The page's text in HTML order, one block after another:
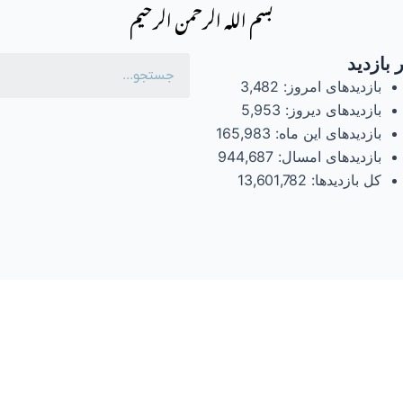
بسم الله الرحمن الرحیم
بازدید
بازدیدهای امروز: 3,482
بازدیدهای دیروز: 5,953
بازدیدهای این ماه: 165,983
بازدیدهای امسال:944,687
کل بازدیدها: 13,601,782